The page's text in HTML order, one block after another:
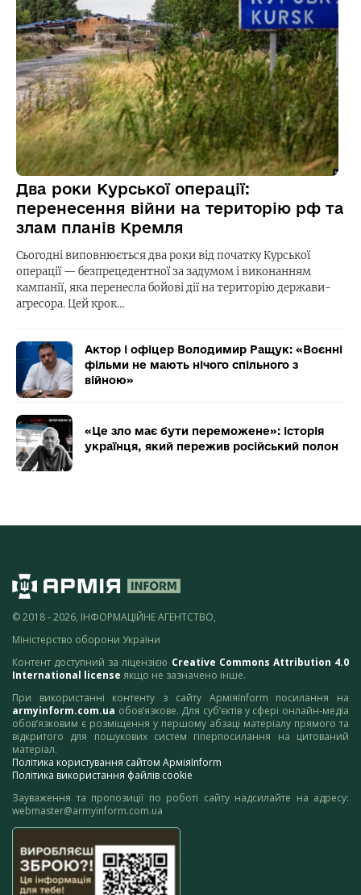
Два роки Курської операції:
перенесення війни на територію рф та
злам планів Кремля
Сьогодні виповнюється два роки від початку Курської
операції — безпрецедентної за задумом і виконанням
кампанії, яка перенесла бойові дії на територію держави-
агресора. Цей крок…
Актор і офіцер Володимир Ращук: «Воєнні
фільми не мають нічого спільного з
війною»
«Це зло має бути переможене»: історія
українця, який пережив російський полон
© 2018 - 2026, ІНФОРМАЦІЙНЕ АГЕНТСТВО,
Міністерство оборони України
Контент доступний за ліцензією Creative Commons Attribution 4.0
International license якщо не зазначено інше.
При використанні контенту з сайту АрміяInform посилання на
armyinform.com.ua обов’язкове. Для суб’єктів у сфері онлайн-медіа
обов’язковим є розміщення у першому абзаці матеріалу прямого та
відкритого для пошукових систем гіперпосилання на цитований
матеріал.
Політика користування сайтом АрміяInform
Політика використання файлів cookie
Зауваження та пропозиції по роботі сайту надсилайте на адресу:
webmaster@armyinform.com.ua